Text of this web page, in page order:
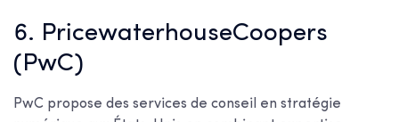
6. PricewaterhouseCoopers
(PwC)
PwC propose des services de conseil en stratégie